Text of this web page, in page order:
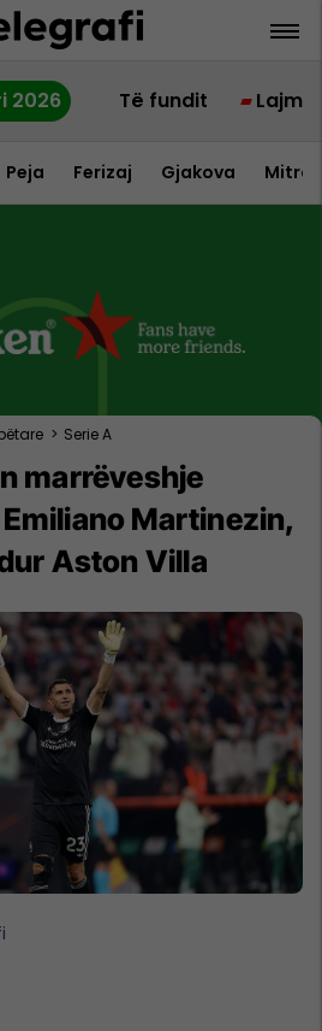
2026 Të fundit Lajme
Peja Ferizaj Gjakova
> Serie A
marrëveshje
Martinezin,
Aston Villa